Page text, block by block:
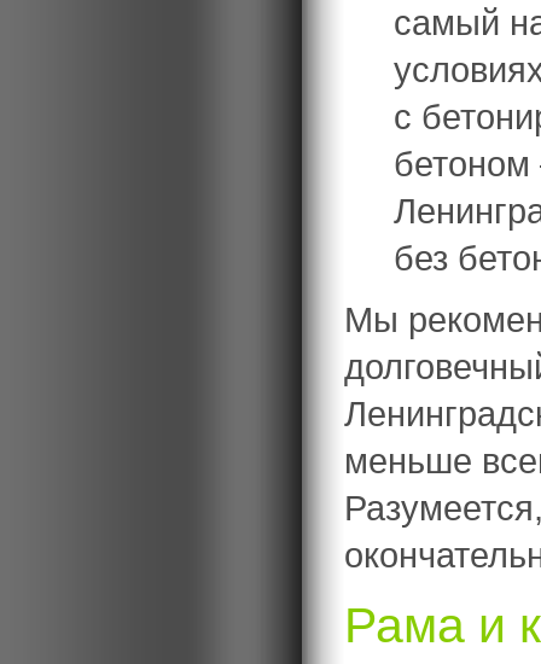
самый
с
без
Мы
меньше
Рама и